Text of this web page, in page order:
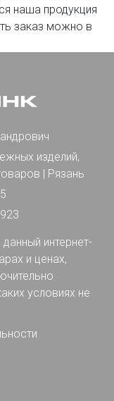
наша продукция
заказ можно в
изделий,
| Рязань
интернет-
и ценах,
условиях не